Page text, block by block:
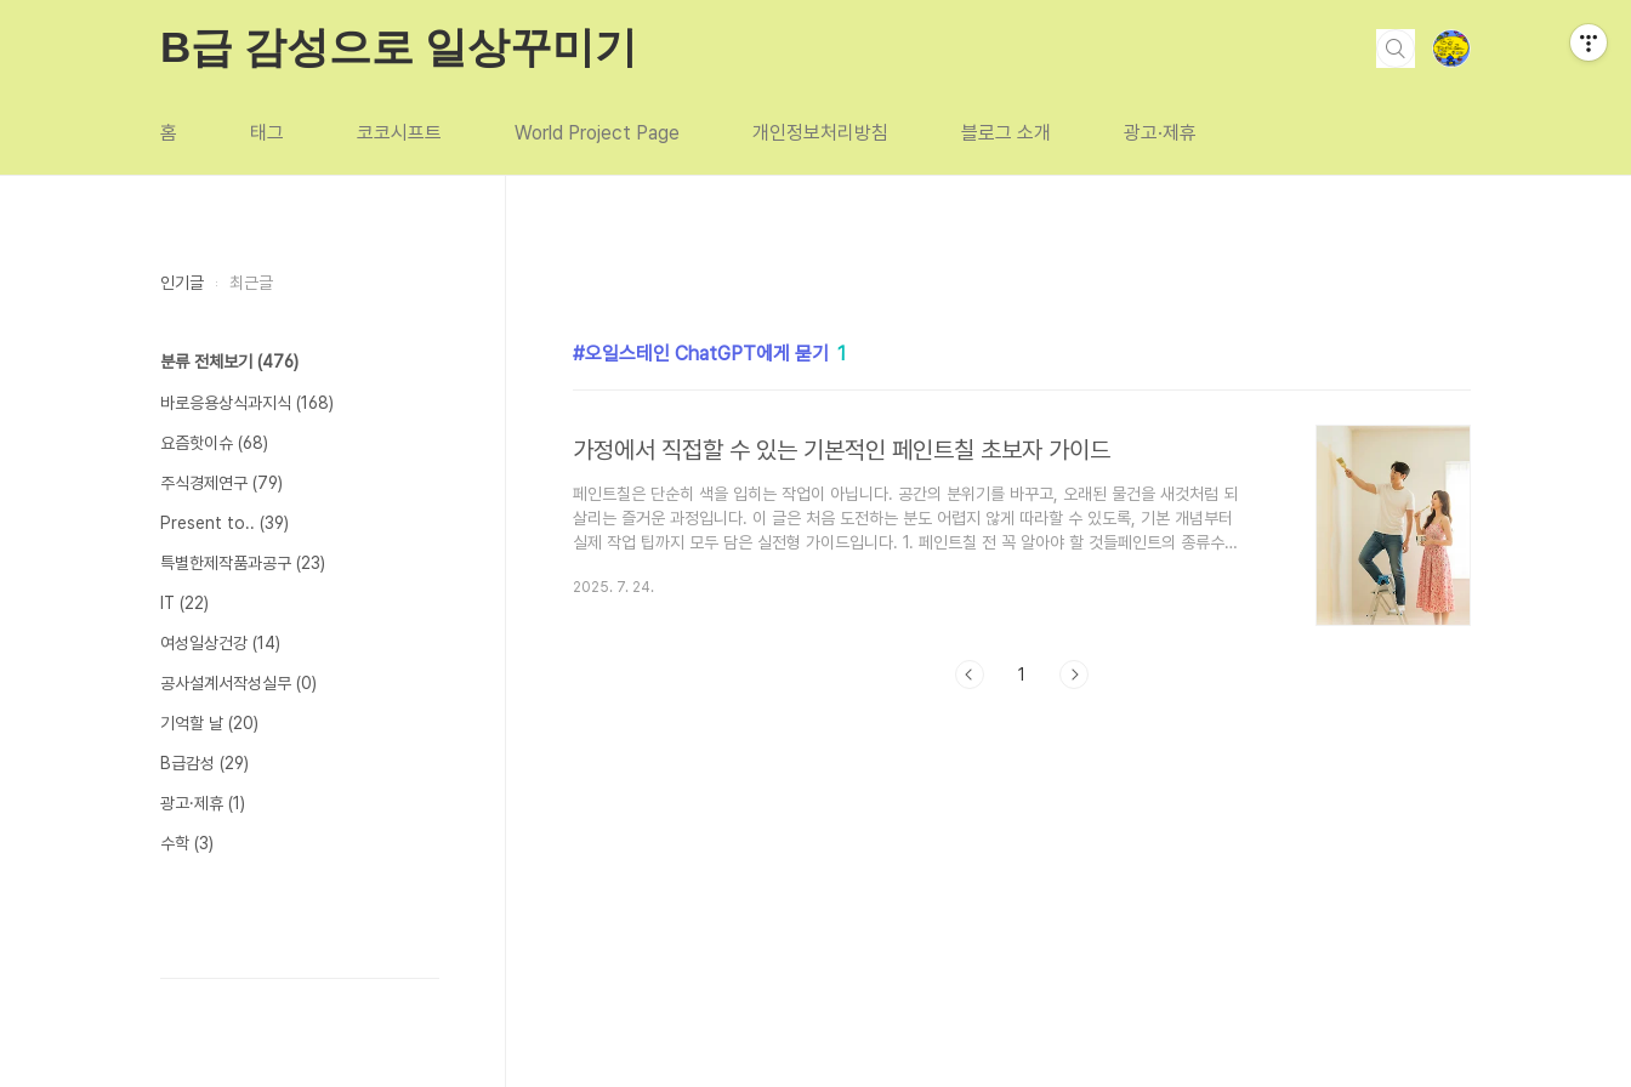
B급 감성으로 일상꾸미기
홈 태그 코코시프트 World Project Page 개인정보처리방침 블로그 소개 광고·제휴
오일스테인 ChatGPT에게 묻기 1
가정에서 직접할 수 있는 기본적인 페인트칠 초보자 가이드
페인트칠은 단순히 색을 입히는 작업이 아닙니다. 공간의 분위기를 바꾸고, 오래된 물건을 새것처럼 되
살리는 즐거운 과정입니다. 이 글은 처음 도전하는 분도 어렵지 않게 따라할 수 있도록, 기본 개념부터
실제 작업 팁까지 모두 담은 실전형 가이드입니다. 1. 페인트칠 전 꼭 알아야 할 것들페인트의 종류수성
다소 약함사용처: 실내 벽, 가구 등 실내용 목재유성 페인트 (신나 등 유기용제 희석)장점: 내구성과 방
2025. 7. 24.
1
인기글 최근글
분류 전체보기 (476)
바로응용상식과지식 (168)
요즘핫이슈 (68)
주식경제연구 (79)
Present to.. (39)
특별한제작품과공구 (23)
IT (22)
여성일상건강 (14)
공사설계서작성실무 (0)
기억할 날 (20)
B급감성 (29)
광고·제휴 (1)
수학 (3)